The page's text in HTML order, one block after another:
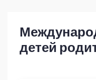
детей